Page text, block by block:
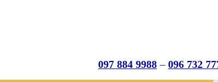
097 884 9988 – 096 732